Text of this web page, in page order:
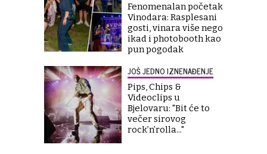
Fenomenalan početak
Vinodara: Rasplesani
gosti, vinara više nego
ikad i photobooth kao
pun pogodak
JOŠ JEDNO IZNENAĐENJE
Pips, Chips &
Videoclips u
Bjelovaru: "Bit će to
večer sirovog
rock’n’rolla..."